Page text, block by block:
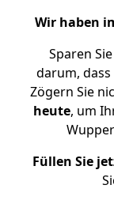
Wir haben
Sparen
darum,
Zögern Sie
heute, um
Füllen Sie